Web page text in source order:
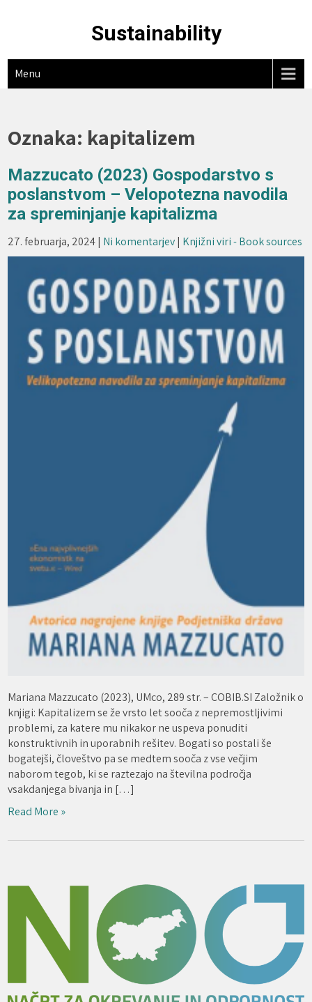
Sustainability
Menu
Oznaka: kapitalizem
Mazzucato (2023) Gospodarstvo s
poslanstvom – Velopotezna navodila
za spreminjanje kapitalizma
27. februarja, 2024| Ni komentarjev| Knjižni viri - Book sources
Mariana Mazzucato (2023), UMco, 289 str. – COBIB.SI Založnik o
knjigi: Kapitalizem se že vrsto let sooča z nepremostljivimi
problemi, za katere mu nikakor ne uspeva ponuditi
konstruktivnih in uporabnih rešitev. Bogati so postali še
bogatejši, človeštvo pa se medtem sooča z vse večjim
naborom tegob, ki se raztezajo na številna področja
vsakdanjega bivanja in […]
Read More »